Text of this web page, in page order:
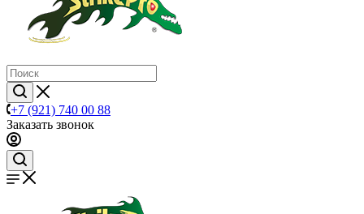
+7 (921) 740 00 88
Заказать звонок